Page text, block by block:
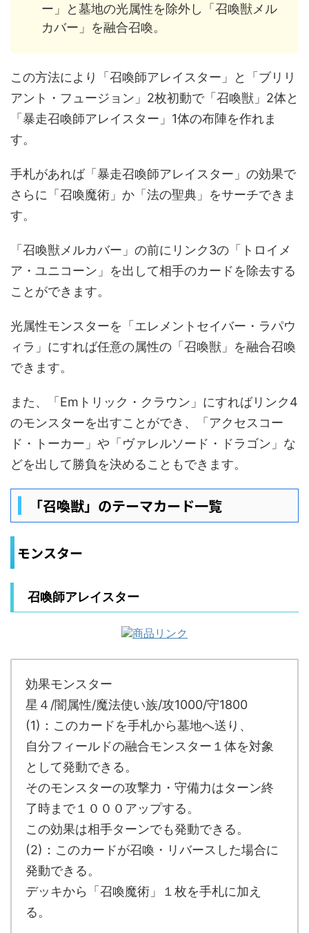
ー」と墓地の光属性を除外し「召喚獣メル
カバー」を融合召喚。
この方法により「召喚師アレイスター」と「ブリリ
アント・フュージョン」2枚初動で「召喚獣」2体と
「暴走召喚師アレイスター」1体の布陣を作れま
す。
手札があれば「暴走召喚師アレイスター」の効果で
さらに「召喚魔術」か「法の聖典」をサーチできま
す。
「召喚獣メルカバー」の前にリンク3の「トロイメ
ア・ユニコーン」を出して相手のカードを除去する
ことができます。
光属性モンスターを「エレメントセイバー・ラパウ
ィラ」にすれば任意の属性の「召喚獣」を融合召喚
できます。
また、「Emトリック・クラウン」にすればリンク4
のモンスターを出すことができ、「アクセスコー
ド・トーカー」や「ヴァレルソード・ドラゴン」な
どを出して勝負を決めることもできます。
「召喚獣」のテーマカード一覧
モンスター
召喚師アレイスター
効果モンスター
星４/闇属性/魔法使い族/攻1000/守1800
(1)：このカードを手札から墓地へ送り、
自分フィールドの融合モンスター１体を対象
として発動できる。
そのモンスターの攻撃力・守備力はターン終
了時まで１０００アップする。
この効果は相手ターンでも発動できる。
(2)：このカードが召喚・リバースした場合に
発動できる。
デッキから「召喚魔術」１枚を手札に加え
る。